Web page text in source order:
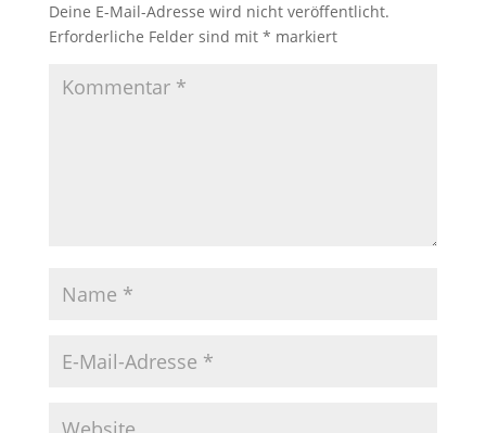
Deine E-Mail-Adresse wird nicht veröffentlicht.
Erforderliche Felder sind mit * markiert